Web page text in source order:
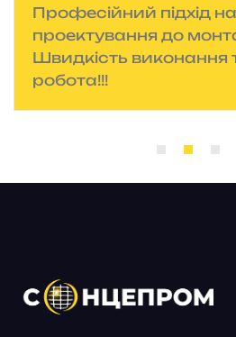
Професійний підхід на
проектування до
Швидкість виконання
робота!!!